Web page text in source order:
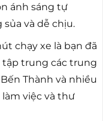
ánh sáng tự
và dễ chịu.
chạy xe là bạn đã
tập trung các trung
Thành và nhiều
việc và thư